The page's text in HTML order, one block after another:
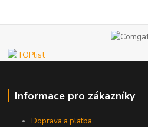
Informace pro zákazníky
Doprava a platba